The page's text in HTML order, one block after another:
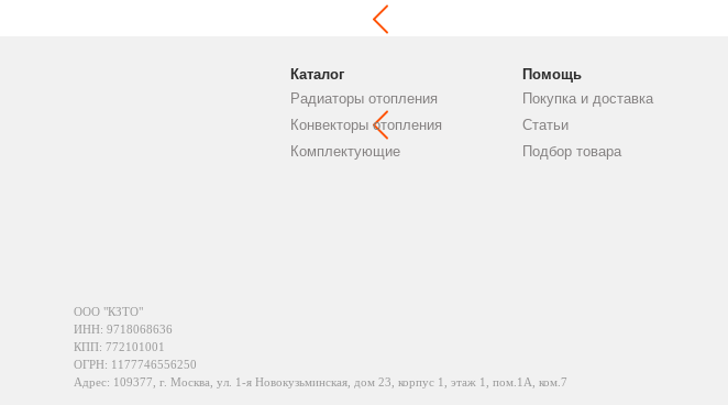
Каталог
Радиаторы отопления
Конвекторы отопления
Комплектующие
Помощь
Покупка и доставка
Статьи
Подбор товара
ООО "КЗТО"
ИНН: 9718068636
КПП: 772101001
ОГРН: 1177746556250
Адрес: 109377, г. Москва, ул. 1-я Новокузьминская, дом 23, корпус 1, этаж 1, пом.1А, ком.7